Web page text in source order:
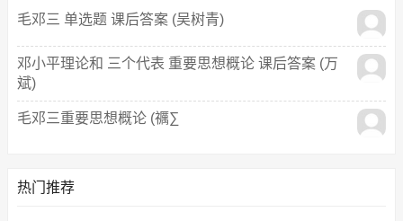
大学、郑州大学、桂林电子科技大学、深圳大学 等。
毛邓三 单选题 课后答案 (吴树青)
邓小平理论和 三个代表 重要思想概论 课后答案 (万
斌)
毛邓三重要思想概论 (禲∑
热门推荐